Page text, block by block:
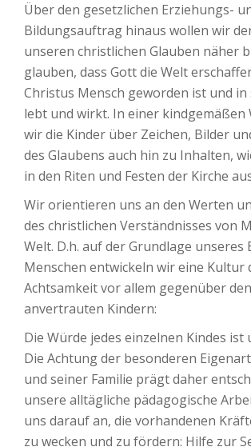
Über den gesetzlichen Erziehungs-
Bildungsauftrag hinaus wollen wir
unseren christlichen Glauben näher
glauben, dass Gott die Welt
Christus Mensch geworden ist und in
lebt und wirkt. In einer kindgemäßen
wir die Kinder über Zeichen, Bilder
des Glaubens auch hin zu Inhalten,
in den Riten und Festen der Kirche
Wir orientieren uns an den Werten
des christlichen Verständnisses von
Welt. D.h. auf der Grundlage unseres
Menschen entwickeln wir eine Kultur
Achtsamkeit vor allem gegenüber
anvertrauten Kindern:
Die Würde jedes einzelnen Kindes ist
Die Achtung der besonderen
und seiner Familie prägt daher
unsere alltägliche pädagogische
uns darauf an, die vorhandenen
zu wecken und zu fördern: Hilfe zur